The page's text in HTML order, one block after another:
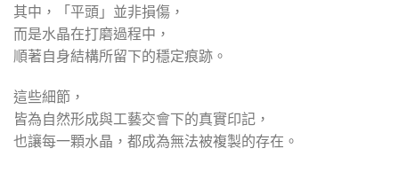
其中，「平頭」並非損傷，
而是水晶在打磨過程中，
順著自身結構所留下的穩定痕跡。
這些細節，
皆為自然形成與工藝交會下的真實印記，
也讓每一顆水晶，都成為無法被複製的存在。